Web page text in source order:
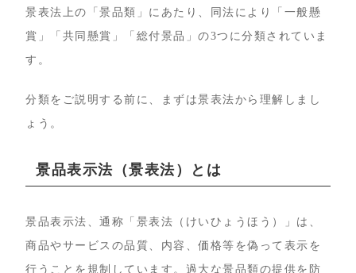
景表法上の「景品類」にあたり、同法により「一般懸
賞」「共同懸賞」「総付景品」の3つに分類されていま
す。
分類をご説明する前に、まずは景表法から理解しまし
ょう。
景品表示法（景表法）とは
景品表示法、通称「景表法（けいひょうほう）」は、
商品やサービスの品質、内容、価格等を偽って表示を
行うことを規制しています。過大な景品類の提供を防